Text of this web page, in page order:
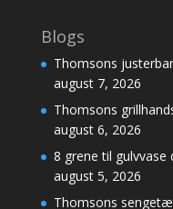
Blogs
Thomsons
august 7, 2026
Thomsons
august 6, 2026
8 grene til
august 5, 2026
Thomsons